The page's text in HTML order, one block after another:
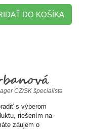
DO KOŠÍKA
CZ/SK špecialista
s výberom
riešením na
záujem o